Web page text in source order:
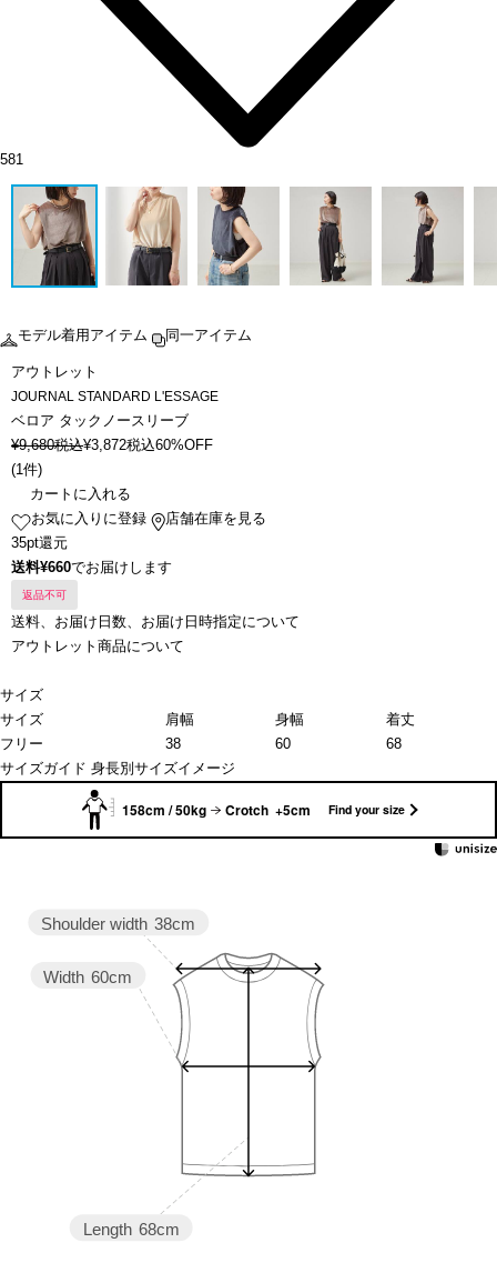
581
モデル着用アイテム 同一アイテム
アウトレット
JOURNAL STANDARD L'ESSAGE
ベロア タックノースリーブ
¥9,680税込¥3,872税込60%OFF
(1件)
カートに入れる
お気に入りに登録
店舗在庫を見る
35pt還元
送料¥660でお届けします
返品不可
送料、お届け日数、お届け日時指定について
アウトレット商品について
サイズ
サイズ
肩幅 身幅
着丈
フリー
38 60
68
サイズガイド 身長別サイズイメージ
158cm / 50kg Crotch +5cm Find your size
Length 68cm
Width 60cm
Shoulder width 38cm